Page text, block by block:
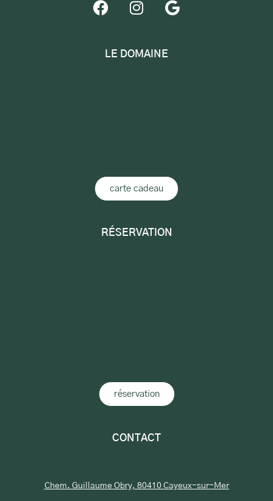
LE DOMAINE
carte cadeau
RÉSERVATION
réservation
CONTACT
Chem. Guillaume Obry, 80410 Cayeux-sur-Mer